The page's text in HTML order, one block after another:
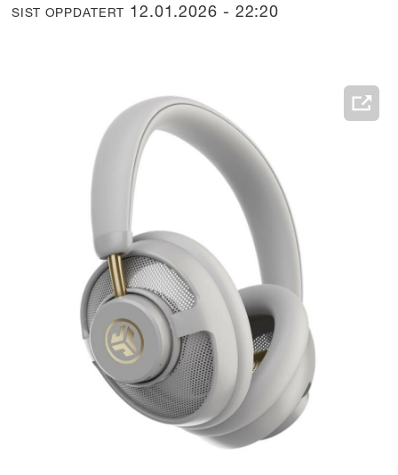
SIST OPPDATERT 12.01.2026 - 22:20